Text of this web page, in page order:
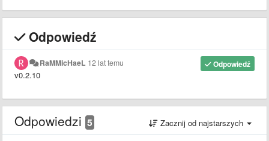
Odpowiedź
Odpowiedź
RaMMicHaeL 12 lat temu
v0.2.10
Odpowiedzi 5 Zacznij od najstarszych